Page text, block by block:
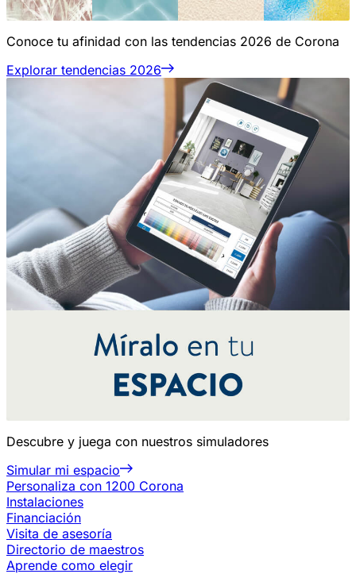
Conoce tu afinidad con las tendencias 2026 de Corona
Explorar tendencias 2026
Descubre y juega con nuestros simuladores
Simular mi espacio
Personaliza con 1200 Corona
Instalaciones
Financiación
Visita de asesoría
Directorio de maestros
Aprende como elegir